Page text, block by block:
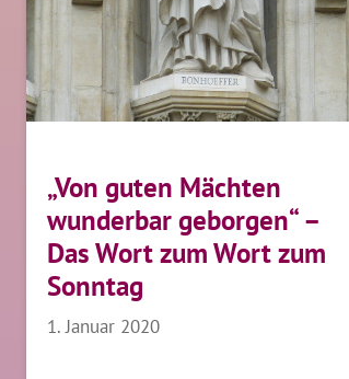
„Von guten Mächten
wunderbar geborgen“ –
Das Wort zum Wort zum
Sonntag
1. Januar 2020